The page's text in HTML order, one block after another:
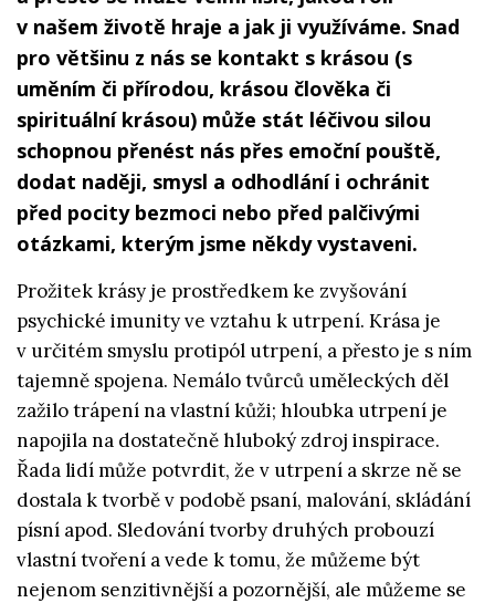
v našem životě hraje a jak ji využíváme. Snad
pro většinu z nás se kontakt s krásou (s
uměním či přírodou, krásou člověka či
spirituální krásou) může stát léčivou silou
schopnou přenést nás přes emoční pouště,
dodat naději, smysl a odhodlání i ochránit
před pocity bezmoci nebo před palčivými
otázkami, kterým jsme někdy vystaveni.
Prožitek krásy je prostředkem ke zvyšování
psychické imunity ve vztahu k utrpení. Krása je
v určitém smyslu protipól utrpení, a přesto je s ním
tajemně spojena. Nemálo tvůrců uměleckých děl
zažilo trápení na vlastní kůži; hloubka utrpení je
napojila na dostatečně hluboký zdroj inspirace.
Řada lidí může potvrdit, že v utrpení a skrze ně se
dostala k tvorbě v podobě psaní, malování, skládání
písní apod. Sledování tvorby druhých probouzí
vlastní tvoření a vede k tomu, že můžeme být
nejenom senzitivnější a pozornější, ale můžeme se